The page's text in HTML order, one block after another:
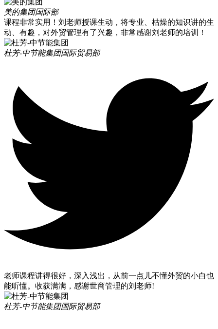
美的集团国际部
课程非常实用！刘老师授课生动，将专业、枯燥的知识讲的生
动、有趣，对外贸管理有了兴趣，非常感谢刘老师的培训！
杜芳-中节能集团国际贸易部
老师课程讲得很好，深入浅出，从前一点儿不懂外贸的小白也
能听懂。收获满满，感谢世商管理的刘老师!
杜芳-中节能集团国际贸易部